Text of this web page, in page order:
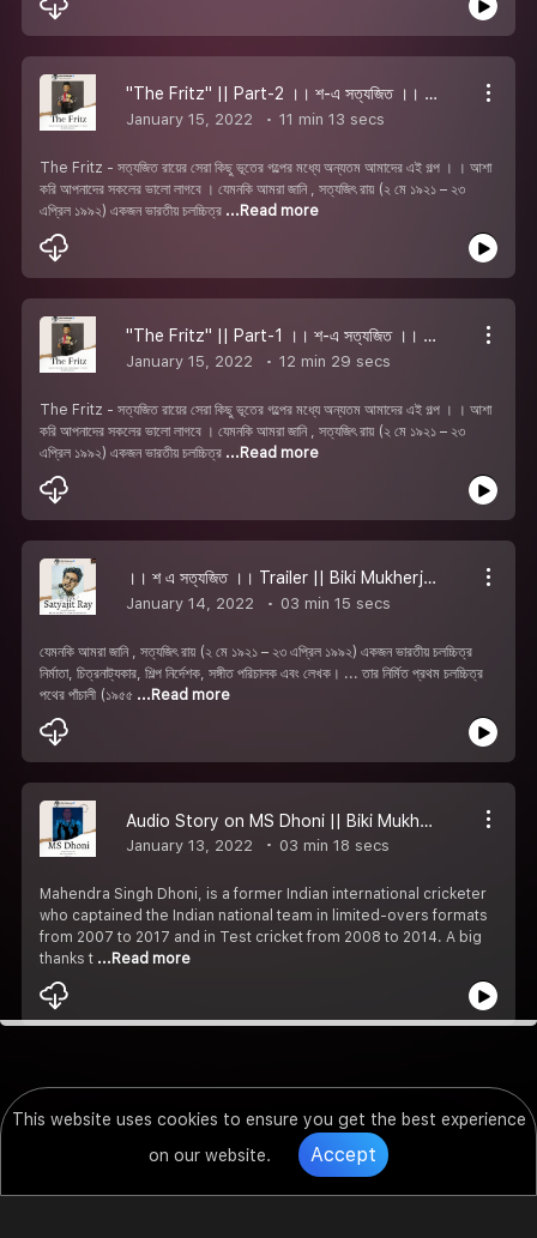
This website uses cookies to ensure you get the best experience
on our website.
Accept
''The Fritz'' || Part-2 ।। শ-এ সত্যজিত ।। Biki Mukherjee ft.Team ShabdaHolic
January 15, 2022 11 min 13 secs
The Fritz - সত্যজিত রায়ের সেরা কিছু ভূতের গল্পের মধ্যে অন্যতম আমাদের এই গল্প । । আশা
করি আপনাদের সকলের ভালো লাগবে । যেমনকি আমরা জানি , সত্যজিৎ রায় (২ মে ১৯২১ – ২৩
এপ্রিল ১৯৯২) একজন ভারতীয় চলচ্চিত্র ...Read more
''The Fritz'' || Part-1 ।। শ-এ সত্যজিত ।। Biki Mukherjee ft.Team ShabdaHolic
January 15, 2022 12 min 29 secs
The Fritz - সত্যজিত রায়ের সেরা কিছু ভূতের গল্পের মধ্যে অন্যতম আমাদের এই গল্প । । আশা
করি আপনাদের সকলের ভালো লাগবে । যেমনকি আমরা জানি , সত্যজিৎ রায় (২ মে ১৯২১ – ২৩
এপ্রিল ১৯৯২) একজন ভারতীয় চলচ্চিত্র ...Read more
।। শ এ সত্যজিত ।। Trailer || Biki Mukherjee ft.Team ShabdaHolic
January 14, 2022 03 min 15 secs
যেমনকি আমরা জানি , সত্যজিৎ রায় (২ মে ১৯২১ – ২৩ এপ্রিল ১৯৯২) একজন ভারতীয় চলচ্চিত্র
নির্মাতা, চিত্রনাট্যকার, শিল্প নির্দেশক, সঙ্গীত পরিচালক এবং লেখক। ... তার নির্মিত প্রথম চলচ্চিত্র
পথের পাঁচালী (১৯৫৫ ...Read more
Audio Story on MS Dhoni || Biki Mukherjee ft. Bidipta
January 13, 2022 03 min 18 secs
Mahendra Singh Dhoni, is a former Indian international cricketer
who captained the Indian national team in limited-overs formats
from 2007 to 2017 and in Test cricket from 2008 to 2014. A big
thanks t ...Read more